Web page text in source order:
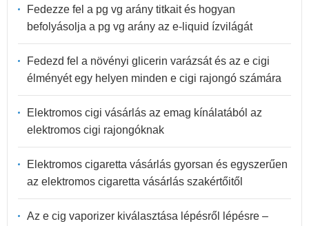
Fedezze fel a pg vg arány titkait és hogyan
befolyásolja a pg vg arány az e-liquid ízvilágát
Fedezd fel a növényi glicerin varázsát és az e cigi
élményét egy helyen minden e cigi rajongó számára
Elektromos cigi vásárlás az emag kínálatából az
elektromos cigi rajongóknak
Elektromos cigaretta vásárlás gyorsan és egyszerűen
az elektromos cigaretta vásárlás szakértőitől
Az e cig vaporizer kiválasztása lépésről lépésre –